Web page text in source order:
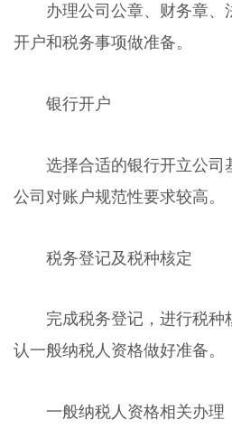
办理公司公章、财务章、
开户和税务事项做准备。
银行开户
选择合适的银行开立公司
公司对账户规范性要求较高。
税务登记及税种核定
完成税务登记，进行税种
认一般纳税人资格做好准备。
一般纳税人资格相关办理